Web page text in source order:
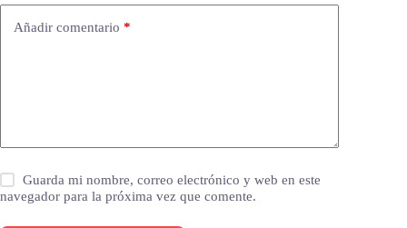
Añadir comentario *
Guarda mi nombre, correo electrónico y web en este
navegador para la próxima vez que comente.